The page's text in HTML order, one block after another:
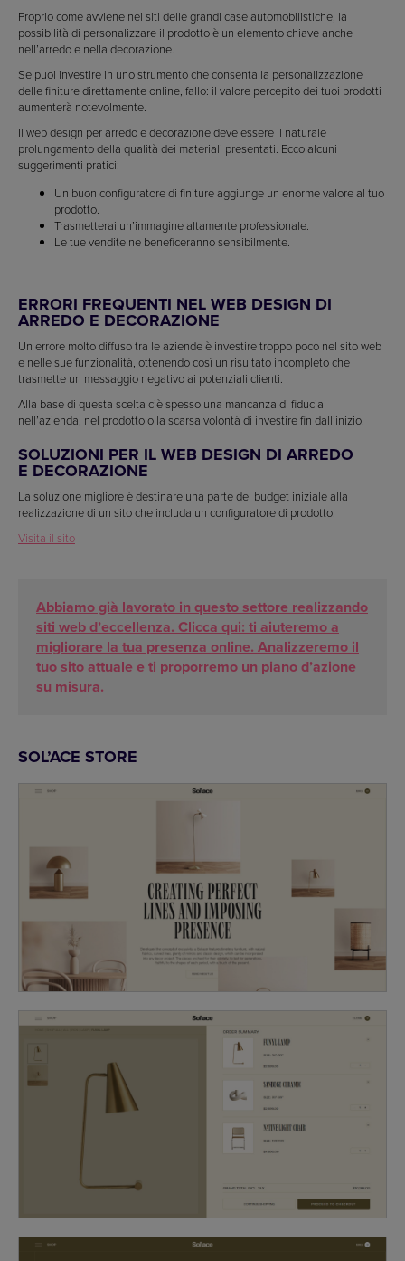
Proprio come avviene nei siti delle grandi case automobilistiche, la
possibilità di personalizzare il prodotto è un elemento chiave anche
nell’arredo e nella decorazione.
Se puoi investire in uno strumento che consenta la personalizzazione
delle finiture direttamente online, fallo: il valore percepito dei tuoi prodotti
aumenterà notevolmente.
Il web design per arredo e decorazione deve essere il naturale
prolungamento della qualità dei materiali presentati. Ecco alcuni
suggerimenti pratici:
Un buon configuratore di finiture aggiunge un enorme valore al tuo
prodotto.
Trasmetterai un’immagine altamente professionale.
Le tue vendite ne beneficeranno sensibilmente.
ERRORI FREQUENTI NEL WEB DESIGN DI
ARREDO E DECORAZIONE
Un errore molto diffuso tra le aziende è investire troppo poco nel sito web
e nelle sue funzionalità, ottenendo così un risultato incompleto che
trasmette un messaggio negativo ai potenziali clienti.
Alla base di questa scelta c’è spesso una mancanza di fiducia
nell’azienda, nel prodotto o la scarsa volontà di investire fin dall’inizio.
SOLUZIONI PER IL WEB DESIGN DI ARREDO
E DECORAZIONE
La soluzione migliore è destinare una parte del budget iniziale alla
realizzazione di un sito che includa un configuratore di prodotto.
Visita il sito
Abbiamo già lavorato in questo settore realizzando
siti web d’eccellenza. Clicca qui: ti aiuteremo a
migliorare la tua presenza online. Analizzeremo il
tuo sito attuale e ti proporremo un piano d’azione
su misura.
SOL’ACE STORE